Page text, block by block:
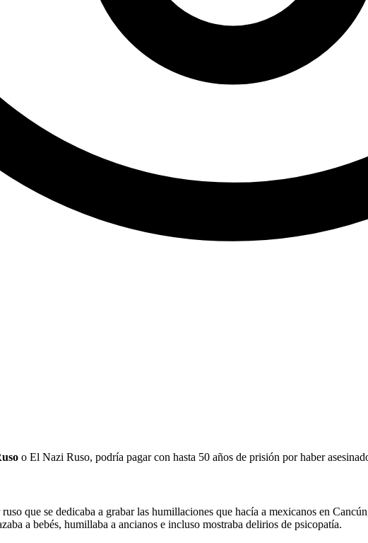
o El Nazi Ruso, podría pagar con hasta 50 años de prisión por haber
que se dedicaba a grabar las humillaciones que hacía a mexicanos en
a bebés, humillaba a ancianos e incluso mostraba delirios de psicopatía.